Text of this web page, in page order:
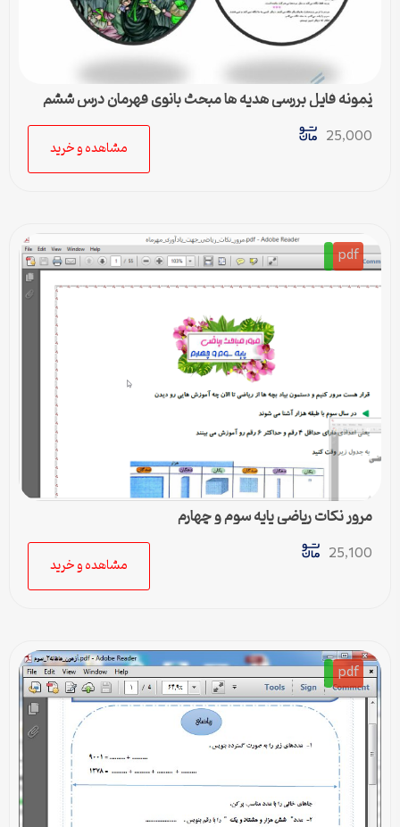
نمونه فایل بررسی هدیه ها مبحث بانوی قهرمان درس ششم
آبان
25,000
مشاهده و خرید
pdf
مرور نکات ریاضی پایه سوم و چهارم
25,100
مشاهده و خرید
pdf